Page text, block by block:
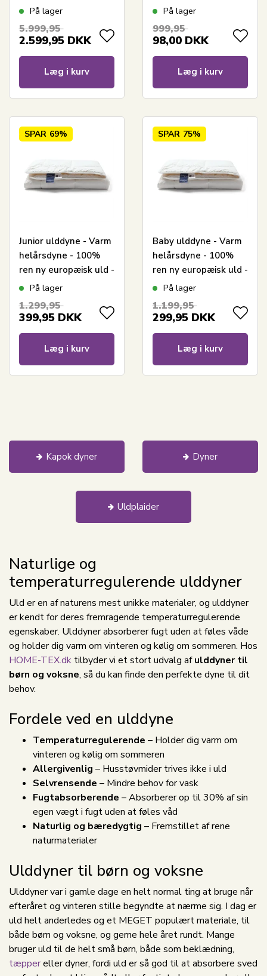
helårs dyne -
By Borg
På lager
5.999,95
2.599,95 DKK
Læg i kurv
Sleep juniordyne
På lager
999,95
98,00 DKK
Læg i kurv
SPAR 69%
Junior ulddyne - Varm
helårsdyne - 100%
ren ny europæisk uld -
100x140 cm - Nature
På lager
1.299,95
399,95 DKK
Læg i kurv
SPAR 75%
Baby ulddyne - Varm
helårsdyne - 100%
ren ny europæisk uld -
70x100 cm - Nature
På lager
1.199,95
299,95 DKK
Læg i kurv
Kapok dyner Dyner
Uldplaider
Naturlige og
temperaturregulerende ulddyner
Uld er en af naturens mest unikke materialer, og ulddyner
er kendt for deres fremragende temperaturregulerende
egenskaber. Ulddyner absorberer fugt uden at føles våde
og holder dig varm om vinteren og kølig om sommeren. Hos
HOME-TEX.dk tilbyder vi et stort udvalg afulddyner til
børn og voksne, så du kan finde den perfekte dyne til dit
behov.
Fordele ved en ulddyne
Temperaturregulerende – Holder dig varm om
vinteren og kølig om sommeren
Allergivenlig – Husstøvmider trives ikke i uld
Selvrensende – Mindre behov for vask
Fugtabsorberende – Absorberer op til 30% af sin
egen vægt i fugt uden at føles våd
Naturlig og bæredygtig – Fremstillet af rene
naturmaterialer
Ulddyner til børn og voksne
Ulddyner var i gamle dage en helt normal ting at bruge når
efteråret og vinteren stille begyndte at nærme sig. I dag er
uld helt anderledes og et MEGET populært materiale, til
både børn og voksne, og gerne hele året rundt. Mange
bruger uld til de helt små børn, både som beklædning,
tæppereller dyner, fordi uld er så god til at absorbere sved